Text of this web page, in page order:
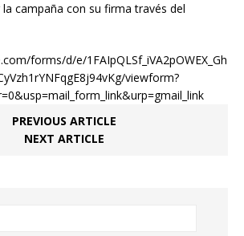
campaña con su firma través del
forms/d/e/1FAIpQLSf_iVA2pOWEX_Gh
viewform?
PREVIOUS ARTICLE
NEXT ARTICLE